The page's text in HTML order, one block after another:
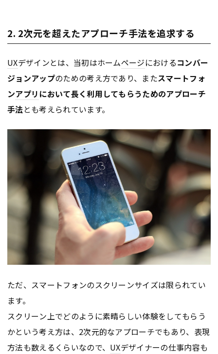
2. 2次元を超えたアプローチ手法を追求する
UXデザインとは、当初はホームページにおけるコンバー
ジョンアップのための考え方であり、またスマートフォ
ンアプリ において長く利用してもらうためのアプローチ
手法とも考えられています。
ただ、スマートフォンのスクリーンサイズは限られてい
ます。
スクリーン上でどのように素晴らしい体験をしてもらう
かという考え方は、2次元的なアプローチでもあり、表現
方法も数えるくらいなので、 UXデザイナーの仕事内容も